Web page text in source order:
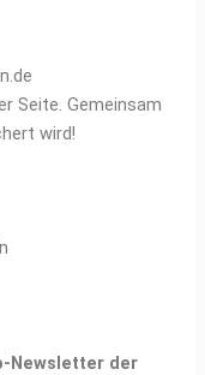
Seite. Gemeinsam
wird!
Newsletter der